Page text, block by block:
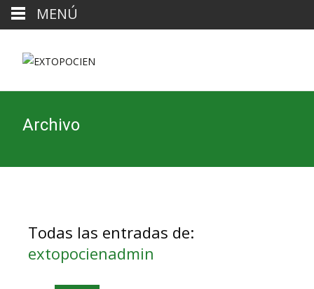
Archivo
Todas las entradas de:
extopocienadmin
MENÚ